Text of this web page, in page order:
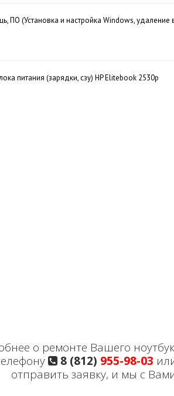
ПО (Установка и настройка Windows, удаление
питания (зарядки, сзу) HP Elitebook 2530p
о ремонте Вашего
8 (812) 955-98-03
отправить заявку, и мы с